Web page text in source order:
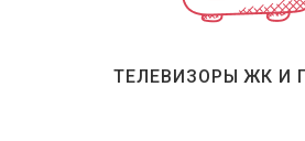
ТЕЛЕВИЗОРЫ ЖК И